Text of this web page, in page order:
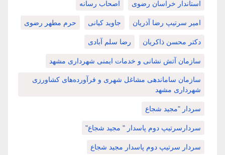
استاندار خراسان رضوی اصحاب رسانه
امیر سرتیپ رضا آذریان جاوید کیانی حرم مطهر رضوی
دکتر محسن ذاکریان رضا سلم آبادی
سازمان آتش نشانی و خدمات ایمنی شهرداری مشهد
سازمان ساماندهی مشاغل شهری و فرآورده‌های کشاورزی
شهرداری مشهد
سردار "مجید شجاع
سردارسرتیپ دوم پاسدار " مجید شجاع"
سردار سرتیپ دوم پاسدار مجید شجاع